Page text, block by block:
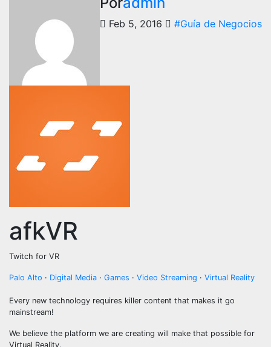
Feb 5, 2016 #Guía de Negocios
afkVR
Twitch for VR
Palo Alto · Digital Media · Games · Video Streaming · Virtual Reality
Every new technology requires killer content that makes it go
mainstream!
We believe the platform we are creating will make that possible for
Virtual Reality.